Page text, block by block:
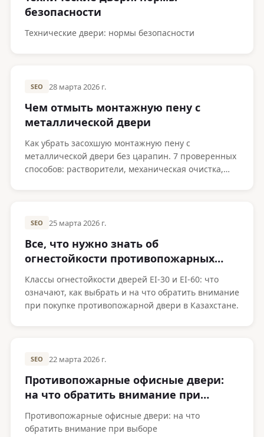
безопасности
Технические двери: нормы безопасности
SEO 28 марта 2026 г.
Чем отмыть монтажную пену с
металлической двери
Как убрать засохшую монтажную пену с
металлической двери без царапин. 7 проверенных
способов: растворители, механическая очистка,
SEO 25 марта 2026 г.
Все, что нужно знать об
огнестойкости противопожарных
дверей
Классы огнестойкости дверей EI-30 и EI-60: что
означают, как выбрать и на что обратить внимание
при покупке противопожарной двери в Казахстане.
SEO 22 марта 2026 г.
Противопожарные офисные двери:
на что обратить внимание при
выборе
Противопожарные офисные двери: на что
обратить внимание при выборе